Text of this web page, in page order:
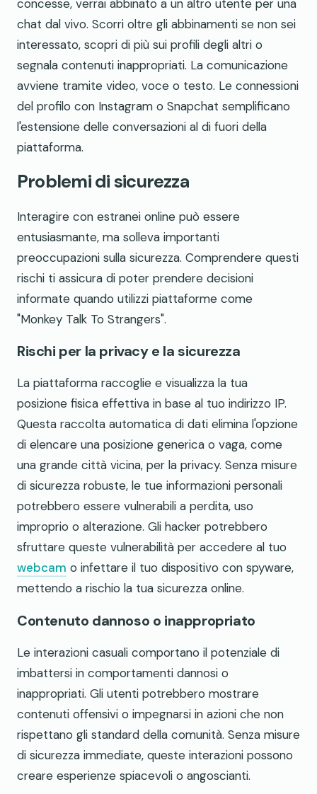
concesse, verrai abbinato a un altro utente per una
chat dal vivo. Scorri oltre gli abbinamenti se non sei
interessato, scopri di più sui profili degli altri o
segnala contenuti inappropriati. La comunicazione
avviene tramite video, voce o testo. Le connessioni
del profilo con Instagram o Snapchat semplificano
l'estensione delle conversazioni al di fuori della
piattaforma.
Problemi di sicurezza
Interagire con estranei online può essere
entusiasmante, ma solleva importanti
preoccupazioni sulla sicurezza. Comprendere questi
rischi ti assicura di poter prendere decisioni
informate quando utilizzi piattaforme come
"Monkey Talk To Strangers".
Rischi per la privacy e la sicurezza
La piattaforma raccoglie e visualizza la tua
posizione fisica effettiva in base al tuo indirizzo IP.
Questa raccolta automatica di dati elimina l'opzione
di elencare una posizione generica o vaga, come
una grande città vicina, per la privacy. Senza misure
di sicurezza robuste, le tue informazioni personali
potrebbero essere vulnerabili a perdita, uso
improprio o alterazione. Gli hacker potrebbero
sfruttare queste vulnerabilità per accedere al tuo
webcam o infettare il tuo dispositivo con spyware,
mettendo a rischio la tua sicurezza online.
Contenuto dannoso o inappropriato
Le interazioni casuali comportano il potenziale di
imbattersi in comportamenti dannosi o
inappropriati. Gli utenti potrebbero mostrare
contenuti offensivi o impegnarsi in azioni che non
rispettano gli standard della comunità. Senza misure
di sicurezza immediate, queste interazioni possono
creare esperienze spiacevoli o angoscianti.